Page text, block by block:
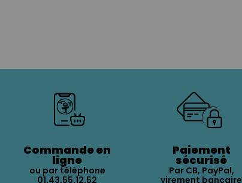
Commande en
ligne
ou par téléphone
01.43.55.12.52
Paiement
sécurisé
Par CB, PayPal,
virement bancaire